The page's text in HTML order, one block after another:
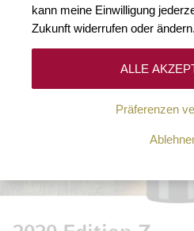
kann meine Einwilligung
Zukunft widerrufen oder ändern.
Präferenzen
ALLE